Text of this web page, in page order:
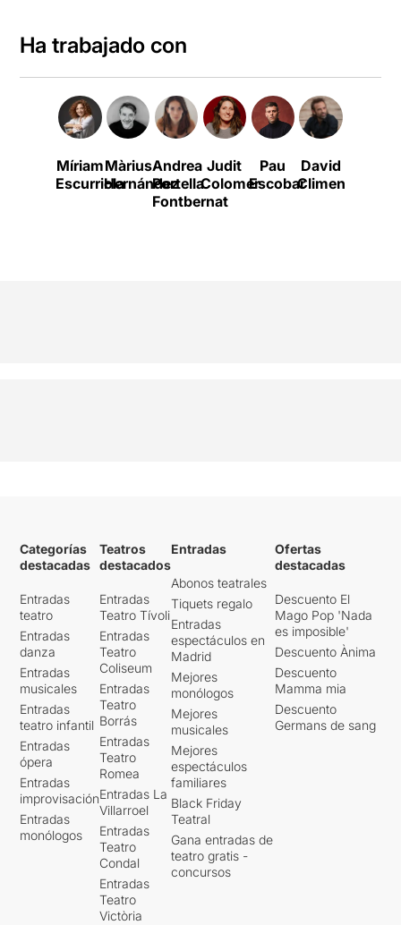
Ha trabajado con
Míriam
Escurriola
Màrius
Hernández
Andrea
Portella
Fontbernat
Judit
Colomer
Pau
Escobar
David
Climent
Categorías
destacadas
Entradas
teatro
Entradas
danza
Entradas
musicales
Entradas
teatro infantil
Entradas
ópera
Entradas
improvisación
Entradas
monólogos
Teatros
destacados
Entradas
Teatro Tívoli
Entradas
Teatro
Coliseum
Entradas
Teatro
Borrás
Entradas
Teatro
Romea
Entradas La
Villarroel
Entradas
Teatro
Condal
Entradas
Teatro
Victòria
Entradas
Abonos teatrales
Tiquets regalo
Entradas
espectáculos en
Madrid
Mejores
monólogos
Mejores
musicales
Mejores
espectáculos
familiares
Black Friday
Teatral
Gana entradas de
teatro gratis -
concursos
Ofertas
destacadas
Descuento El
Mago Pop 'Nada
es imposible'
Descuento Ànima
Descuento
Mamma mia
Descuento
Germans de sang